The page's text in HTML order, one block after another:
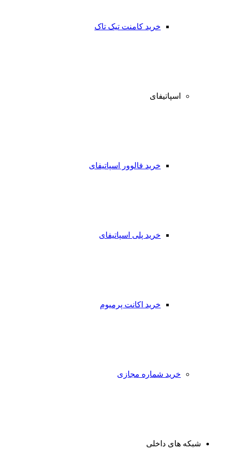
خرید کامنت تیک تاک
اسپاتیفای
خرید فالوور اسپاتیفای
خرید پلی اسپاتیفای
خرید اکانت پرمیوم
خرید شماره مجازی
شبکه های داخلی